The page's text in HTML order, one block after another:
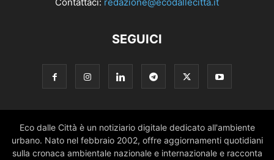
SEGUICI
Eco dalle Città è un notiziario digitale dedicato all'ambiente
urbano. Nato nel febbraio 2002, offre aggiornamenti quotidiani
sulla cronaca ambientale nazionale e internazionale e racconta